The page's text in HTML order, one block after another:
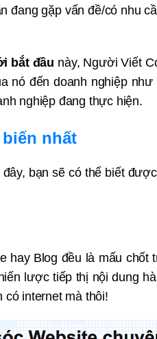
đang gặp vấn đề/có nhu
bắt đầu này, Người Viết
nó đến doanh nghiệp
nghiệp đang thực hiện.
nhất
bạn sẽ có thể biết
hay Blog đều là mấu chốt
lược tiếp thị nội dung
có internet mà thôi!